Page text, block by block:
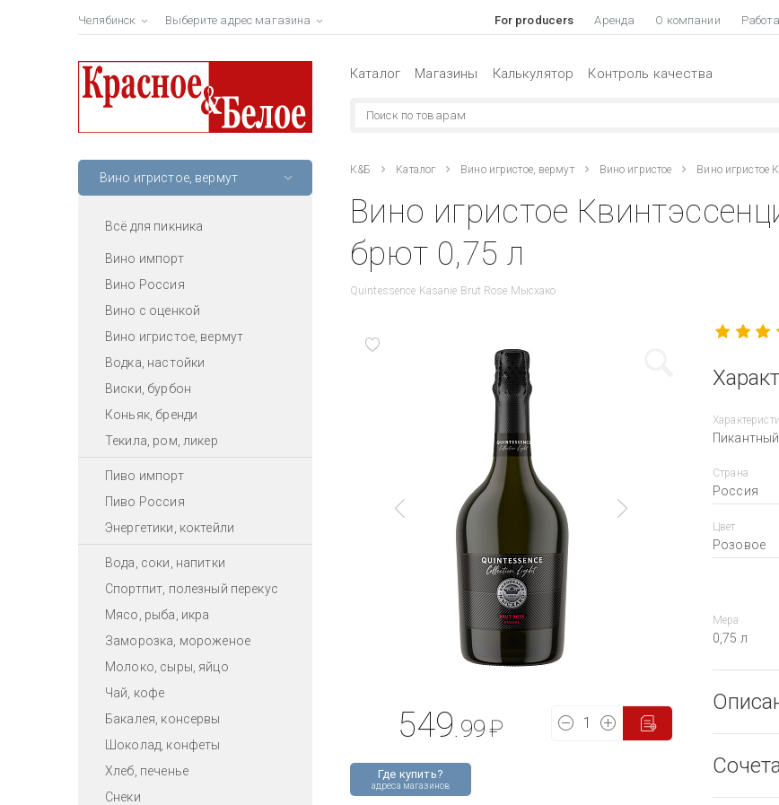
Челябинск Выберите адрес магазина For producers Аренда О компании
Каталог Магазины Калькулятор Контроль качества
Вино игристое, вермут
Всё для пикника
Вино импорт
Вино Россия
Вино с оценкой
Вино игристое, вермут
Водка, настойки
Виски, бурбон
Коньяк, бренди
Текила, ром, ликер
Пиво импорт
Пиво Россия
Энергетики, коктейли
Вода, соки, напитки
Спортпит, полезный перекус
Мясо, рыба, икра
Заморозка, мороженое
Молоко, сыры, яйцо
Чай, кофе
Бакалея, консервы
Шоколад, конфеты
Хлеб, печенье
Снеки
К&Б Каталог Вино игристое, вермут Вино игристое Вино игристое
Вино игристое
брют 0,75 л
Quintessence Kasanie Brut Rose Мысхако
Где купить?
адреса магазинов
549 .99₽
Страна
Россия
Цвет
Розовое
Мера
0,75 л